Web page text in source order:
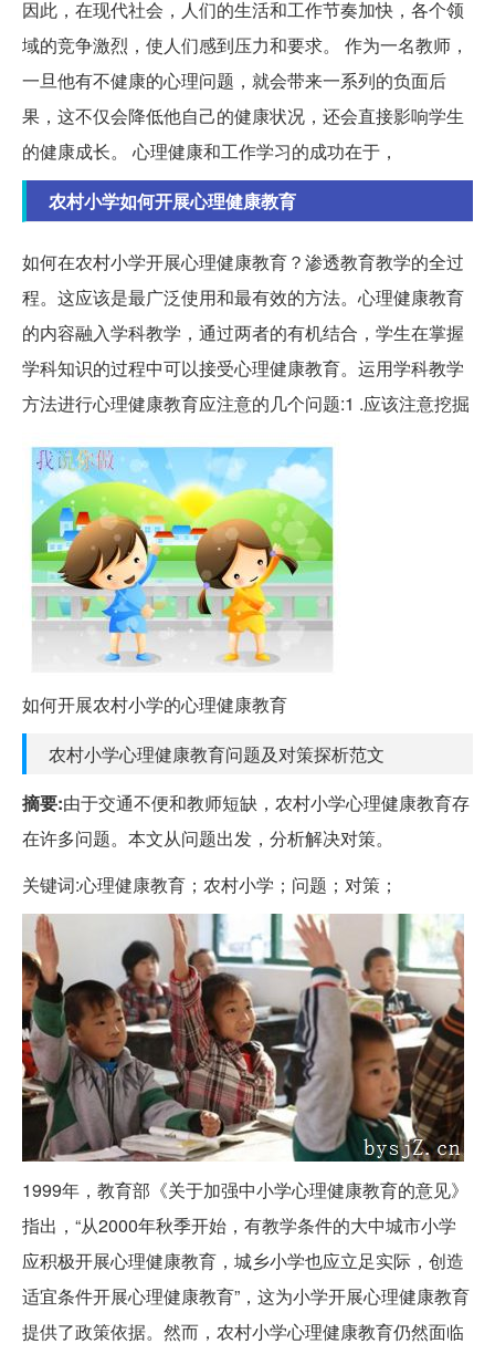
因此，在现代社会，人们的生活和工作节奏加快，各个领
域的竞争激烈，使人们感到压力和要求。 作为一名教师，
一旦他有不健康的心理问题，就会带来一系列的负面后
果，这不仅会降低他自己的健康状况，还会直接影响学生
的健康成长。 心理健康和工作学习的成功在于，
农村小学如何开展心理健康教育
如何在农村小学开展心理健康教育？渗透教育教学的全过
程。这应该是最广泛使用和最有效的方法。心理健康教育
的内容融入学科教学，通过两者的有机结合，学生在掌握
学科知识的过程中可以接受心理健康教育。运用学科教学
方法进行心理健康教育应注意的几个问题:1 .应该注意挖掘
如何开展农村小学的心理健康教育
农村小学心理健康教育问题及对策探析范文
摘要:由于交通不便和教师短缺，农村小学心理健康教育存
在许多问题。本文从问题出发，分析解决对策。
关键词:心理健康教育；农村小学；问题；对策；
1999年，教育部《关于加强中小学心理健康教育的意见》
指出，“从2000年秋季开始，有教学条件的大中城市小学
应积极开展心理健康教育，城乡小学也应立足实际，创造
适宜条件开展心理健康教育”，这为小学开展心理健康教育
提供了政策依据。然而，农村小学心理健康教育仍然面临